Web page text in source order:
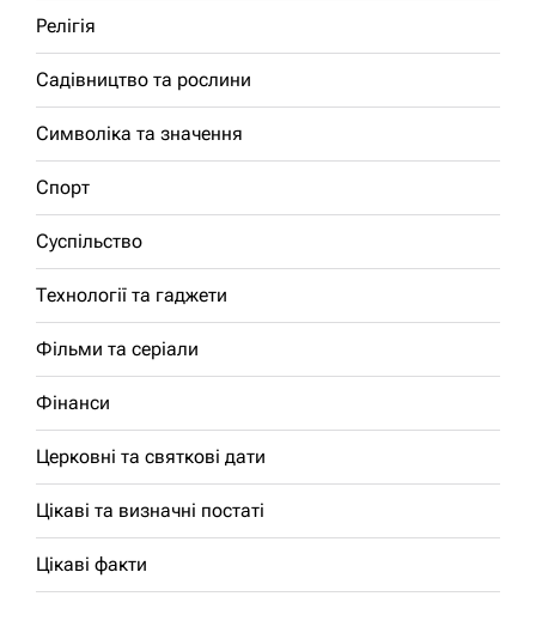
Релігія
Садівництво та рослини
Символіка та значення
Спорт
Суспільство
Технології та гаджети
Фільми та серіали
Фінанси
Церковні та святкові дати
Цікаві та визначні постаті
Цікаві факти